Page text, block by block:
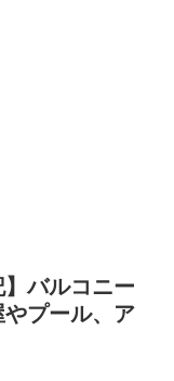
】バルコニー
プール、ア